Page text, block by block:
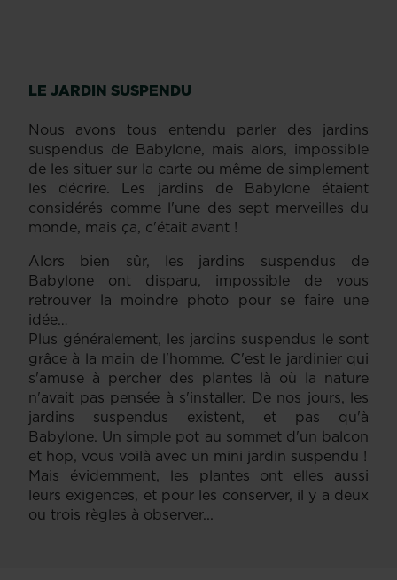
LE JARDIN SUSPENDU
Nous avons tous entendu parler des jardins
suspendus de Babylone, mais alors, impossible
de les situer sur la carte ou même de simplement
les décrire. Les jardins de Babylone étaient
considérés comme l'une des sept merveilles du
monde, mais ça, c'était avant !
Alors bien sûr, les jardins suspendus de
Babylone ont disparu, impossible de vous
retrouver la moindre photo pour se faire une
idée…
Plus généralement, les jardins suspendus le sont
grâce à la main de l'homme. C'est le jardinier qui
s'amuse à percher des plantes là où la nature
n'avait pas pensée à s'installer. De nos jours, les
jardins suspendus existent, et pas qu'à
Babylone. Un simple pot au sommet d'un balcon
et hop, vous voilà avec un mini jardin suspendu !
Mais évidemment, les plantes ont elles aussi
leurs exigences, et pour les conserver, il y a deux
ou trois règles à observer...